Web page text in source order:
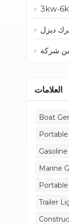
3kw-6kw Small
العلامات
Boat
Marine
Trailer